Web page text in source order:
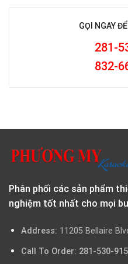
GỌI NGAY
281-
832-
Phân phối các sản phẩm
nghiệm tốt nhất cho mọi
Address: 11205 Bellaire
Call To Order: 281-530-